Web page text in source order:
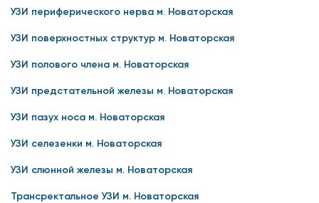
УЗИ периферического нерва м. Новаторская
УЗИ поверхностных структур м. Новаторская
УЗИ полового члена м. Новаторская
УЗИ предстательной железы м. Новаторская
УЗИ пазух носа м. Новаторская
УЗИ селезенки м. Новаторская
УЗИ слюнной железы м. Новаторская
Трансректальное УЗИ м. Новаторская